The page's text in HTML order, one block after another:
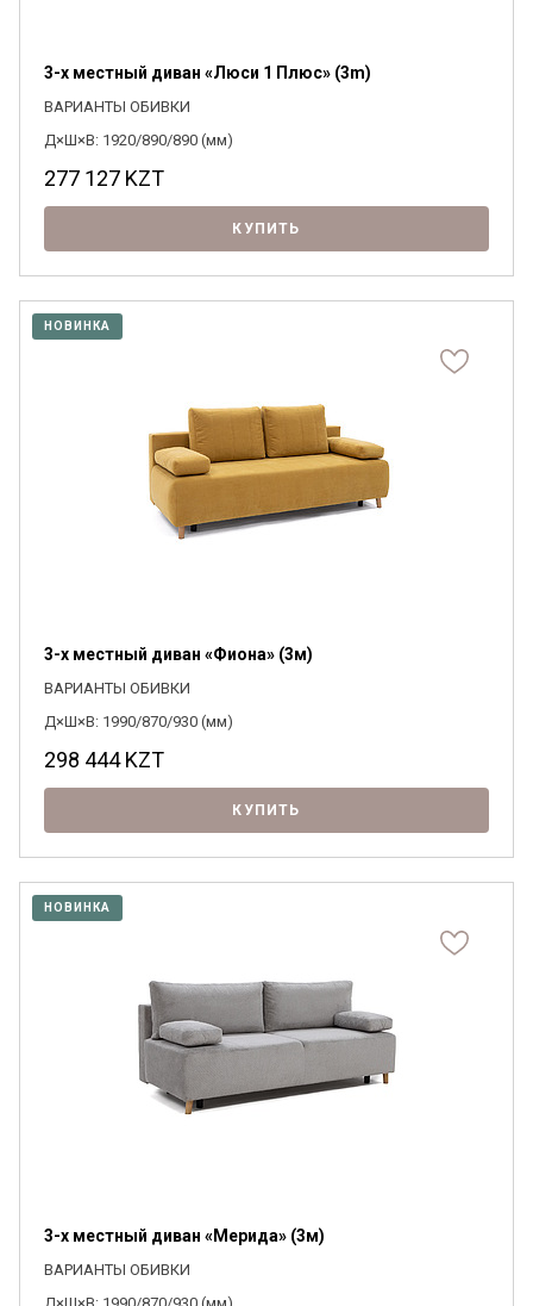
3-х местный диван «Люси 1 Плюс» (3m)
ВАРИАНТЫ ОБИВКИ
Д×Ш×В: 1920/890/890 (мм)
277 127 KZT
КУПИТЬ
НОВИНКА
3-х местный диван «Фиона» (3м)
ВАРИАНТЫ ОБИВКИ
Д×Ш×В: 1990/870/930 (мм)
298 444KZT
КУПИТЬ
НОВИНКА
3-х местный диван «Мерида» (3м)
ВАРИАНТЫ ОБИВКИ